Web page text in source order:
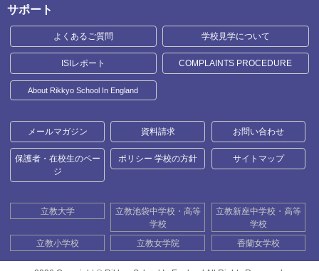
サポート
よくあるご質問 学校見学について
ISIレポート COMPLAINTS PROCEDURE
About Rikkyo School In England
メールマガジン 資料請求 お問い合わせ
保護者・在校生のペー
ジ
ポリシー 学校の方針 サイトマップ
立教大学
立教池袋中学校・高等
学校
立教新座中学校・高等
学校
立教小学校
立教女学院 香蘭女学校